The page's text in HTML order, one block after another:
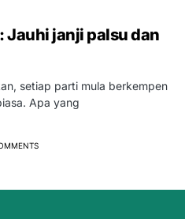
Jauhi janji palsu dan
setiap parti mula berkempen
Apa yang